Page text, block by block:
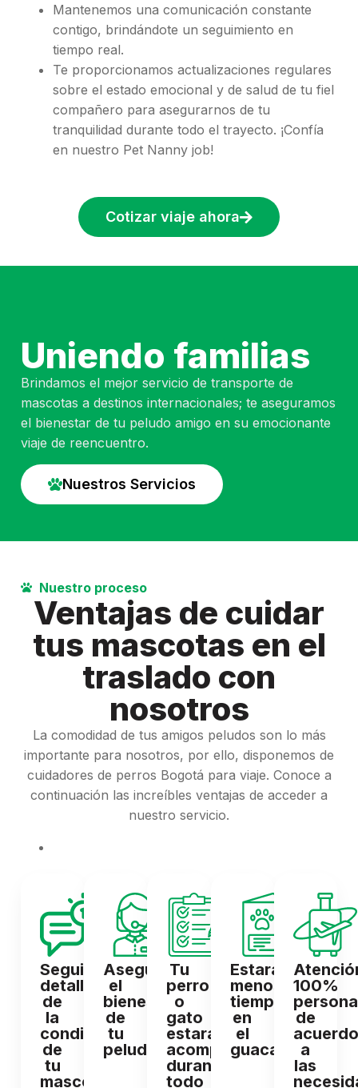
Mantenemos una comunicación constante
contigo, brindándote un seguimiento en
tiempo real.
Te proporcionamos actualizaciones regulares
sobre el estado emocional y de salud de tu fiel
compañero para asegurarnos de tu
tranquilidad durante todo el trayecto. ¡Confía
en nuestro Pet Nanny job​!
Cotizar viaje ahora
Uniendo familias
Brindamos el mejor servicio de transporte de
mascotas a destinos internacionales; te aseguramos
el bienestar de tu peludo amigo en su emocionante
viaje de reencuentro.
Nuestros Servicios
Nuestro proceso
Ventajas de cuidar
tus mascotas en el
traslado con
nosotros
La comodidad de tus amigos peludos son lo más
importante para nosotros, por ello, disponemos de
cuidadores de perros Bogotá para viaje. Conoce a
continuación las increíbles ventajas de acceder a
nuestro servicio.
Seguimiento
detallado
de
la
condición
de
tu
mascota
Aseguramos
el
bienestar
de
tu
peludo.
Tu
perro
o
gato
estará
acompañado
durante
todo
Estará
menos
tiempo
en
el
guacal.
100%
de
acuerdo
a
las